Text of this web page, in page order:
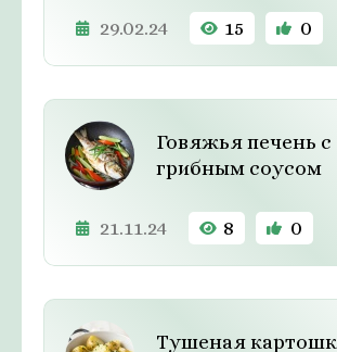
29.02.24 15 0
Говяжья печень с
грибным соусом
21.11.24 8 0
Тушеная